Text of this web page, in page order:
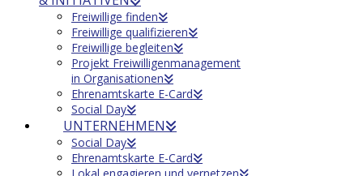
Freiwillige finden
Freiwillige qualifizieren
Freiwillige begleiten
Projekt Freiwilligenmanagement
in Organisationen
Ehrenamtskarte E-Card
Social Day
UNTERNEHMEN
Social Day
Ehrenamtskarte E-Card